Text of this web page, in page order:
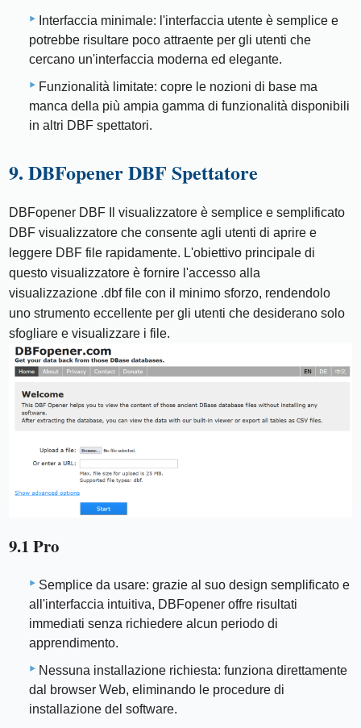
Interfaccia minimale: l'interfaccia utente è semplice e
potrebbe risultare poco attraente per gli utenti che
cercano un'interfaccia moderna ed elegante.
Funzionalità limitate: copre le nozioni di base ma
manca della più ampia gamma di funzionalità disponibili
in altri DBF spettatori.
9. DBFopener DBF Spettatore
DBFopener DBF Il visualizzatore è semplice e semplificato
DBF visualizzatore che consente agli utenti di aprire e
leggere DBF file rapidamente. L'obiettivo principale di
questo visualizzatore è fornire l'accesso alla
visualizzazione .dbf file con il minimo sforzo, rendendolo
uno strumento eccellente per gli utenti che desiderano solo
sfogliare e visualizzare i file.
9.1 Pro
Semplice da usare: grazie al suo design semplificato e
all'interfaccia intuitiva, DBFopener offre risultati
immediati senza richiedere alcun periodo di
apprendimento.
Nessuna installazione richiesta: funziona direttamente
dal browser Web, eliminando le procedure di
installazione del software.